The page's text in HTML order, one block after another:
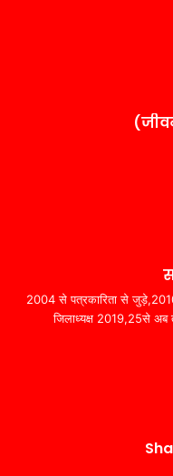
2004 से पत्रकारिता से
जिलाध्यक्ष 2019,25से